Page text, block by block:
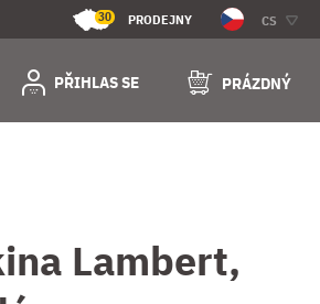
30 PRODEJNY CS
PŘIHLAS SE PRÁZDNÝ
Lambert,